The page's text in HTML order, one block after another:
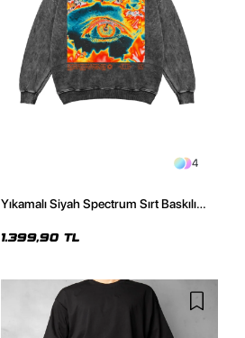
4
Yıkamalı Siyah Spectrum Sırt Baskılı
1.399,90 TL